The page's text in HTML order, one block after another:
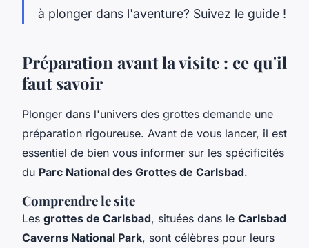
à plonger dans l'aventure? Suivez le guide !
Préparation avant la visite : ce qu'il
faut savoir
Plonger dans l'univers des grottes demande une
préparation rigoureuse. Avant de vous lancer, il est
essentiel de bien vous informer sur les spécificités
du Parc National des Grottes de Carlsbad.
Comprendre le site
Les grottes de Carlsbad, situées dans le Carlsbad
Caverns National Park, sont célèbres pour leurs